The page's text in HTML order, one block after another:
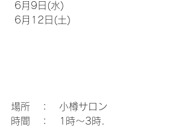
6月9日(水)
6月12日(土)
場所　：　小樽サロン
時間　：　1時～3時.